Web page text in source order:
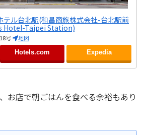
テル台北駅(和昌商旅株式会社-台北駅前
Hotel-Taipei Station)
号 地図
Hotels.com Expedia
お店で朝ごはんを食べる余裕もあり